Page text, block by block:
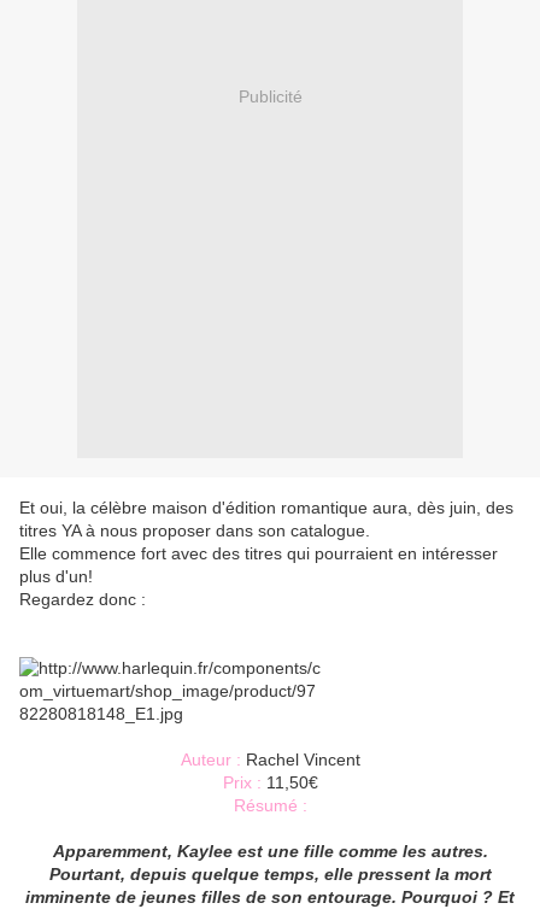
Publicité
Et oui, la célèbre maison d'édition romantique aura, dès juin, des
titres YA à nous proposer dans son catalogue.
Elle commence fort avec des titres qui pourraient en intéresser
plus d'un!
Regardez donc :
Auteur : Rachel Vincent
Prix : 11,50€
Résumé :
Apparemment, Kaylee est une fille comme les autres.
Pourtant, depuis quelque temps, elle pressent la mort
imminente de jeunes filles de son entourage. Pourquoi ? Et